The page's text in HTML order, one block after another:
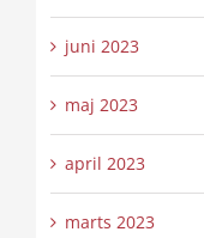
juni 2023
maj 2023
april 2023
marts 2023